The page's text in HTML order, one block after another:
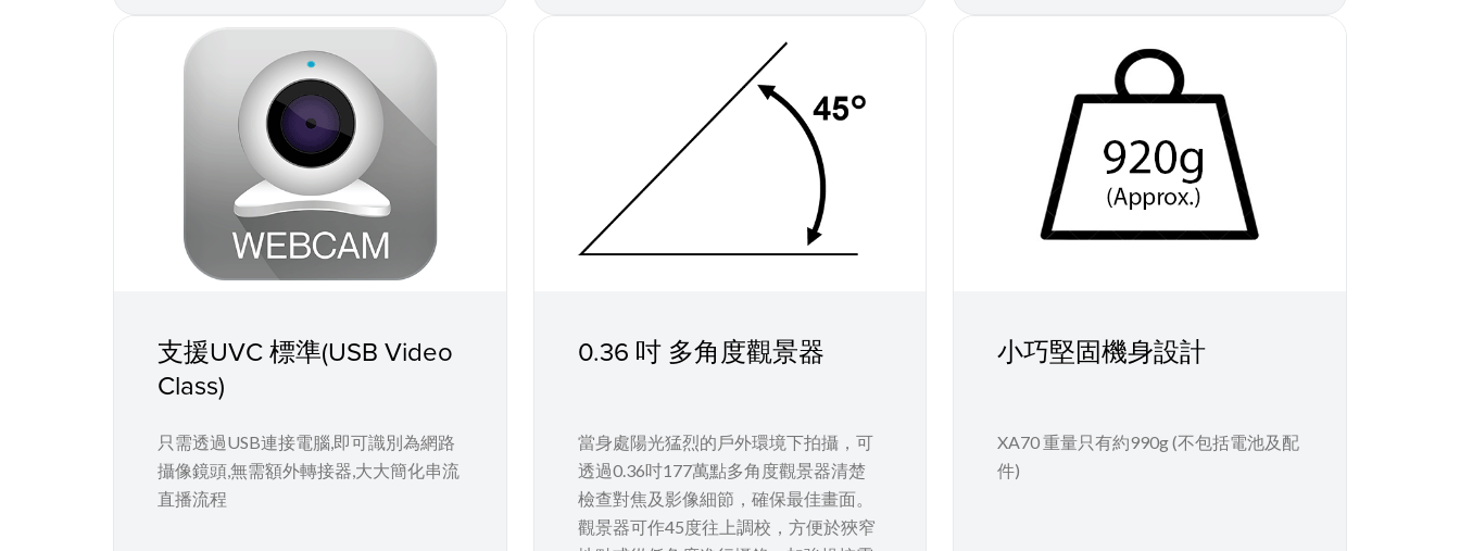
支援UVC 標準(USB Video
Class)
只需透過USB連接電腦,即可識別為網路
攝像鏡頭,無需額外轉接器,大大簡化串流
直播流程
0.36 吋 多角度觀景器
當身處陽光猛烈的戶外環境下拍攝，可
透過0.36吋177萬點多角度觀景器清楚
檢查對焦及影像細節，確保最佳畫面。
觀景器可作45度往上調校，方便於狹窄
小巧堅固機身設計
XA70 重量只有約990g (不包括電池及配
件)